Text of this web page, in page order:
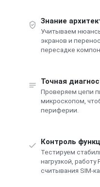
Знание
Учитываем
экранов и
пересадке
Точная
Проверяем цепи
микроскопом,
периферии.
Контроль
Тестируем
нагрузкой, работу
считывания SIM-